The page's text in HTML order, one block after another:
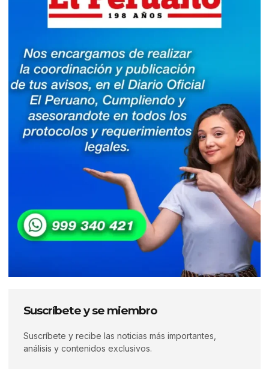
Suscríbete y se miembro
Suscríbete y recibe las noticias más importantes,
análisis y contenidos exclusivos.